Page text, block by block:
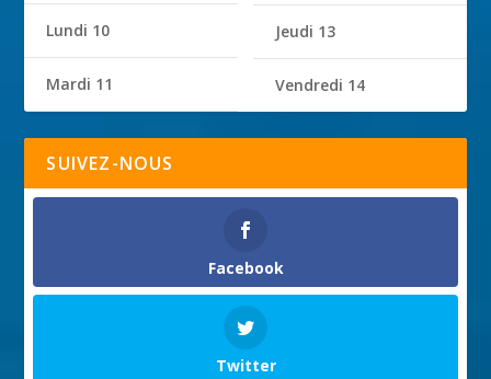
Lundi 10
Mardi 11
Jeudi 13
Vendredi 14
SUIVEZ-NOUS
Facebook
Twitter